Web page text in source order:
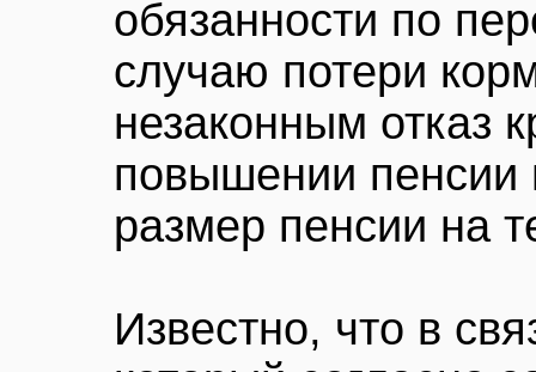
обязанности по
случаю потери
незаконным отказ
повышении пенсии
размер пенсии на
Известно, что в